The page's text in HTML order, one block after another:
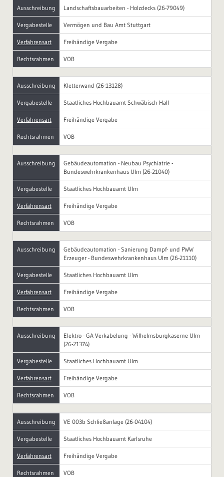
Ausschreibung Landschaftsbauarbeiten - Holzdecks (26-79049)
Vergabestelle Vermögen und Bau Amt Stuttgart
Verfahrensart Freihändige Vergabe
Rechtsrahmen VOB
Ausschreibung Kletterwand (26-13128)
Vergabestelle Staatliches Hochbauamt Schwäbisch Hall
Verfahrensart Freihändige Vergabe
Rechtsrahmen VOB
Ausschreibung
Gebäudeautomation - Neubau Psychiatrie -
Bundeswehrkrankenhaus Ulm (26-21040)
Vergabestelle Staatliches Hochbauamt Ulm
Verfahrensart Freihändige Vergabe
Rechtsrahmen VOB
Ausschreibung
Gebäudeautomation - Sanierung Dampf- und PWW
Erzeuger - Bundeswehrkrankenhaus Ulm (26-21110)
Vergabestelle Staatliches Hochbauamt Ulm
Verfahrensart Freihändige Vergabe
Rechtsrahmen VOB
Ausschreibung
Elektro - GA Verkabelung - Wilhelmsburgkaserne Ulm
(26-21374)
Vergabestelle Staatliches Hochbauamt Ulm
Verfahrensart Freihändige Vergabe
Rechtsrahmen VOB
Ausschreibung VE 003b Schließanlage (26-04104)
Vergabestelle Staatliches Hochbauamt Karlsruhe
Verfahrensart Freihändige Vergabe
Rechtsrahmen VOB